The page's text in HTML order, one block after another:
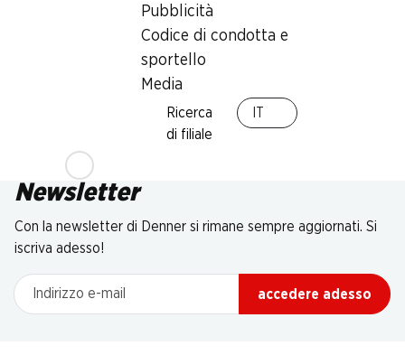
Pubblicità
Codice di condotta e
sportello
Media
Ricerca
di filiale
Newsletter
Con la newsletter di Denner si rimane sempre aggiornati. Si
iscriva adesso!
Indirizzo e-mail
accedere adesso